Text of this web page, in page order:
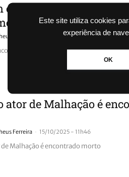
Este site utiliza cookies
experiência de
OK
é encontrado morto
Ferreira 17/10/2025 - 16h24
morto dentro de apartamento
ator de Malhação é
Ferreira - 15/10/2025 - 11h46
Malhação é encontrado morto